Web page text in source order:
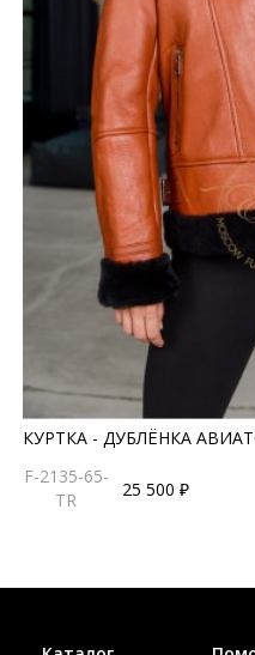
КУРТКА - ДУБЛЁНКА
F-2135-65-
TR
25 500 ₽